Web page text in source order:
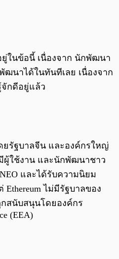
ยู่ในข้อนี้ เนื่องจาก นักพัฒนา
ฒนาได้ในทันทีเลย เนื่องจาก
กดีอยู่แล้ว
ยรัฐบาลจีน และองค์กรใหญ่
ผู้ใช้งาน และนักพัฒนาชาว
และได้รับความนิยม
ไม่มีรัฐบาลของ
สนับสนุนโดยองค์กร
(EEA)